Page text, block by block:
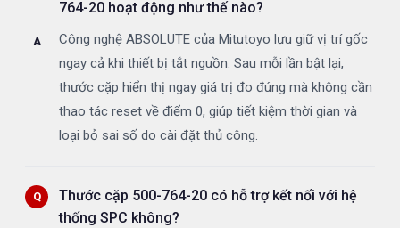
764-20 hoạt động như thế nào?
Công nghệ ABSOLUTE của Mitutoyo lưu giữ vị trí gốc
ngay cả khi thiết bị tắt nguồn. Sau mỗi lần bật lại,
thước cặp hiển thị ngay giá trị đo đúng mà không cần
thao tác reset về điểm 0, giúp tiết kiệm thời gian và
loại bỏ sai số do cài đặt thủ công.
Thước cặp 500-764-20 có hỗ trợ kết nối với hệ
thống SPC không?